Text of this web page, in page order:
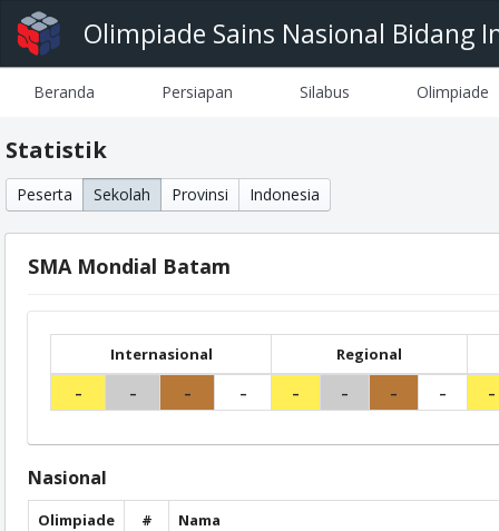
Olimpiade Sains Nasional Bidang
Beranda Persiapan Silabus Olimpiade
Statistik
Peserta Sekolah Provinsi Indonesia
SMA Mondial Batam
Internasional Regional
- - - - - - - - -
Nasional
Olimpiade #
Nama